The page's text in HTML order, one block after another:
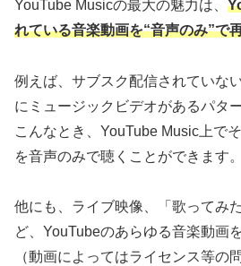
YouTube Musicの最大の魅力は、
れている音楽動画を“音声のみ”で
例えば、サブスク配信されていな
にミュージックビデオがあるパター
こんなとき、YouTube Music上で
を音声のみで聴くことができます。
他にも、ライブ映像、「歌ってみ
ど、YouTubeのあらゆる音楽動画
（動画によってはライセンス等の